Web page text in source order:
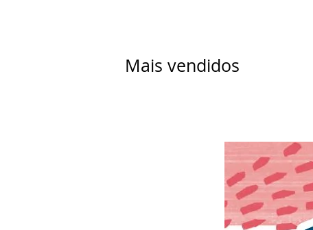
Mais vendidos